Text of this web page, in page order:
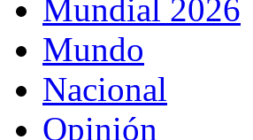
Mundial 2026
Mundo
Nacional
Opinión